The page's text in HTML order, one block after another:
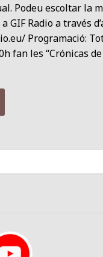
Podeu escoltar la
GIF Radio a través
Programació:
fan les “Crónicas